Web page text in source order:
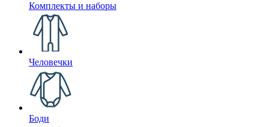
Комплекты и наборы
Человечки
Боди